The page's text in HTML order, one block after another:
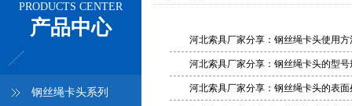
PRODUCTS CENTER
产品中心
钢丝绳卡头系列
河北索具厂家分享：钢丝绳卡头使用
河北索具厂家分享：钢丝绳卡头的型号
河北索具厂家分享：钢丝绳卡头的表面